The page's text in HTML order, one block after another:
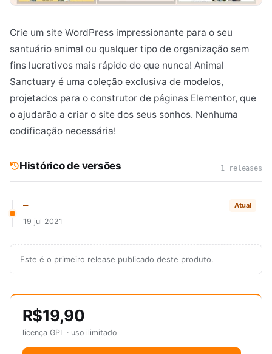
Crie um site WordPress impressionante para o seu
santuário animal ou qualquer tipo de organização sem
fins lucrativos mais rápido do que nunca! Animal
Sanctuary é uma coleção exclusiva de modelos,
projetados para o construtor de páginas Elementor, que
o ajudarão a criar o site dos seus sonhos. Nenhuma
codificação necessária!
Histórico de versões 1 releases
— Atual
19 jul 2021
Este é o primeiro release publicado deste produto.
R$19,90
licença GPL · uso ilimitado